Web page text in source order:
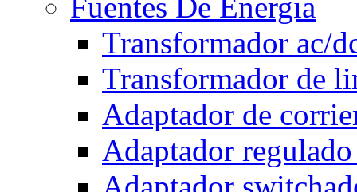
Transformador ac/
Transformador de
Adaptador de
Adaptador